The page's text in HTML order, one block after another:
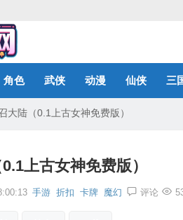
角色 武侠 动漫 仙侠 三
大陆（0.1上古女神免费版）
上古女神免费版）
手游 折扣 卡牌 魔幻 评论